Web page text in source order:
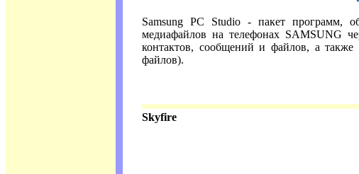
Samsung PC Studio - пакет программ,
медиафайлов на телефонах SAMSUNG
контактов, сообщений и файлов, а также
файлов).
Skyfire